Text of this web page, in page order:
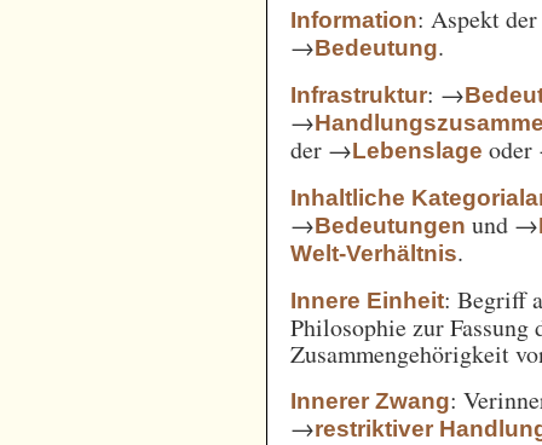
Information: Aspekt
→Bedeutung.
Infrastruktur: →
→
der →Lebenslage
Inhaltliche
→Bedeutungen und →
Welt-Verhältnis.
Innere Einheit: Begriff
Philosophie zur
Zusammengehörigkeit
Innerer Zwang:
→restriktiver